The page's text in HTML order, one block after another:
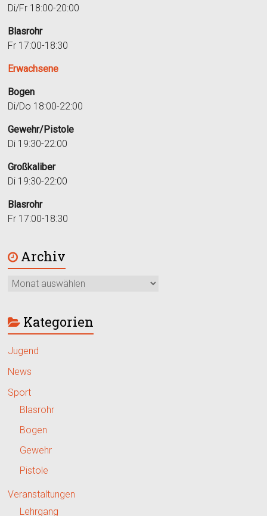
Di/Fr 18:00-20:00
Blasrohr
Fr 17:00-18:30
Erwachsene
Bogen
Di/Do 18:00-22:00
Gewehr/Pistole
Di 19:30-22:00
Großkaliber
Di 19:30-22:00
Blasrohr
Fr 17:00-18:30
Archiv
Kategorien
Jugend
News
Sport
Blasrohr
Bogen
Gewehr
Pistole
Veranstaltungen
Lehrgang